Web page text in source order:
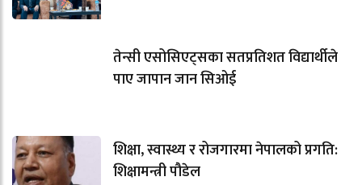
तेन्सी एसोसिएट्सका सतप्रतिशत विद्यार्थीले
पाए जापान जान सिओई
शिक्षा, स्वास्थ्य र रोजगारमा नेपालको प्रगति:
शिक्षामन्त्री पौडेल